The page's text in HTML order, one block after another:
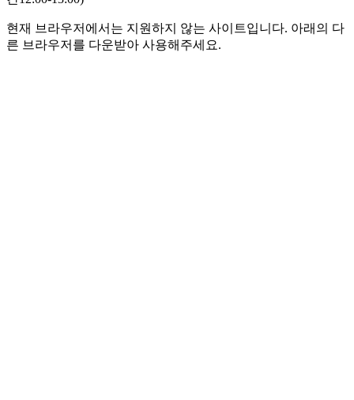
현재 브라우저에서는 지원하지 않는 사이트입니다. 아래의 다
른 브라우저를 다운받아 사용해주세요.